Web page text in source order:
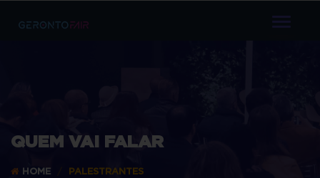
QUEM VAI FALAR
HOME PALESTRANTES